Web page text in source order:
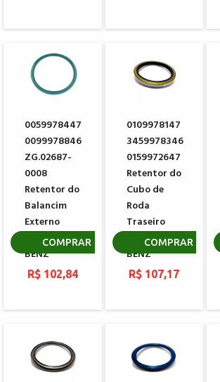
0059978447
0099978846
ZG.02687-
0008
Retentor do
Balancim
Externo
MERCEDES
BENZ
R$ 102,84
COMPRAR
0109978147
3459978346
0159972647
Retentor do
Cubo de
Roda
Traseiro
MERCEDES
BENZ
R$ 107,17
COMPRAR